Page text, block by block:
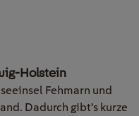
Holstein
Fehmarn und
Dadurch gibt’s kurze